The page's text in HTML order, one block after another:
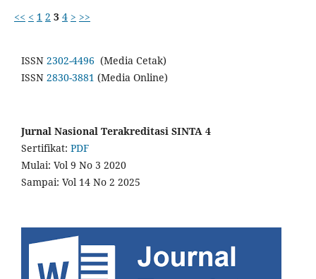
<< < 1 2 3 4 > >>
ISSN 2302-4496 (Media Cetak)
ISSN 2830-3881 (Media Online)
Jurnal Nasional Terakreditasi SINTA 4
Sertifikat: PDF
Mulai: Vol 9 No 3 2020
Sampai: Vol 14 No 2 2025